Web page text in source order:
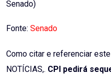
Senado)
Fonte: Senado
Como citar e referenciar
NOTÍCIAS,. CPI pedirá